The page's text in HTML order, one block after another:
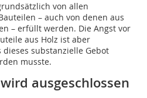
von allen
– auch von denen aus
– erfüllt werden. Die Angst vor
aus Holz ist aber
substanzielle Gebot
musste.
ausgeschlossen